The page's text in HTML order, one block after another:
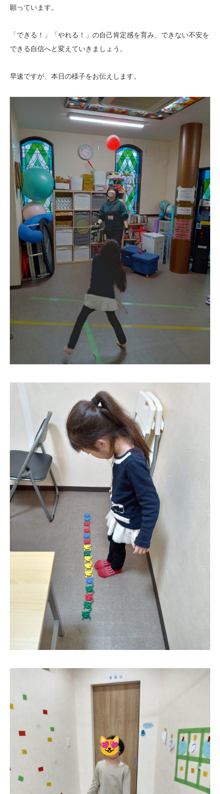
願っています。
「できる！」「やれる！」の自己肯定感を育み、できない不安を
できる自信へと変えていきましょう。
早速ですが、本日の様子をお伝えします。